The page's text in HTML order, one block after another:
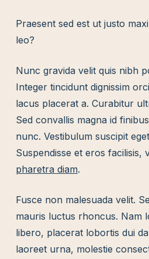
Praesent sed est ut justo
leo?
Nunc gravida velit quis nibh
Integer tincidunt dignissim
lacus placerat a. Curabitur
Sed convallis magna id
nunc. Vestibulum suscipit
Suspendisse et eros facilisis,
pharetra diam.
Fusce non malesuada velit.
mauris luctus rhoncus. Nam
libero, placerat lobortis dui
laoreet urna, molestie